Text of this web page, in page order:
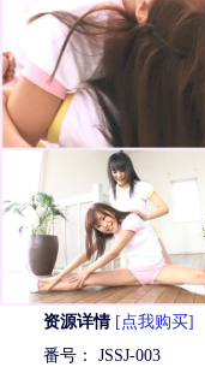
资源详情 [点我购买]
番号： JSSJ-003